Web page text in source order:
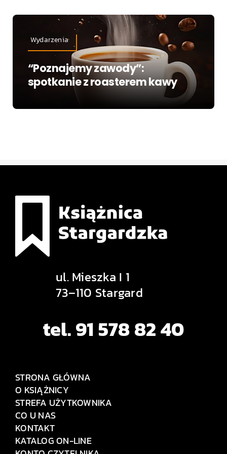
Wydarzenia
“Poznajemy zawody”:
spotkanie z roasterem kawy
ul. Mieszka I 1
73–110 Stargard
tel. 91 578 82 40
STRONA GŁÓWNA
O KSIĄŻNICY
STREFA UŻYTKOWNIKA
CO U NAS
KONTAKT
KATALOG ON-LINE